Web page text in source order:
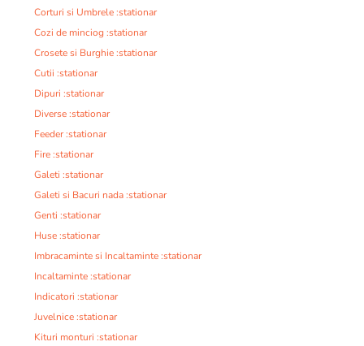
Corturi si Umbrele :stationar
Cozi de minciog :stationar
Crosete si Burghie :stationar
Cutii :stationar
Dipuri :stationar
Diverse :stationar
Feeder :stationar
Fire :stationar
Galeti :stationar
Galeti si Bacuri nada :stationar
Genti :stationar
Huse :stationar
Imbracaminte si Incaltaminte :stationar
Incaltaminte :stationar
Indicatori :stationar
Juvelnice :stationar
Kituri monturi :stationar